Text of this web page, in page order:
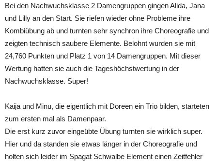
Bei den Nachwuchsklasse 2 Damengruppen gingen Alida, Jana
und Lilly an den Start. Sie riefen wieder ohne Probleme ihre
Kombiübung ab und turnten sehr synchron ihre Choreografie und
zeigten technisch saubere Elemente. Belohnt wurden sie mit
24,760 Punkten und Platz 1 von 14 Damengruppen. Mit dieser
Wertung hatten sie auch die Tageshöchstwertung in der
Nachwuchsklasse. Super!
Kaija und Minu, die eigentlich mit Doreen ein Trio bilden, starteten
zum ersten mal als Damenpaar.
Die erst kurz zuvor eingeübte Übung turnten sie wirklich super.
Hier und da standen sie etwas länger in der Choreografie und
holten sich leider im Spagat Schwalbe Element einen Zeitfehler